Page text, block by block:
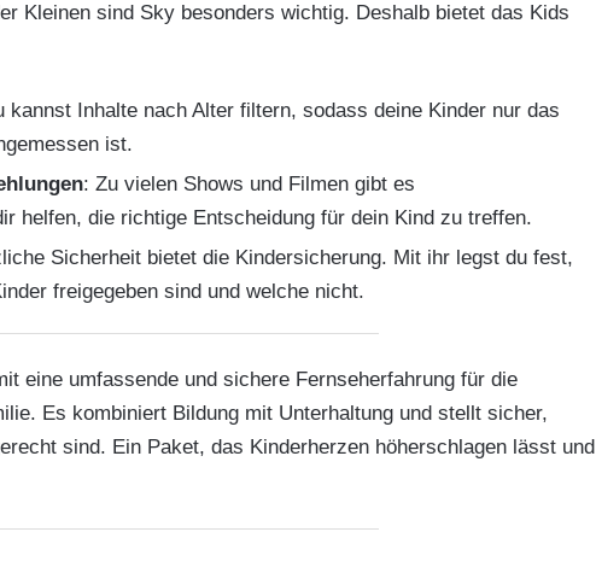
Kleinen sind Sky besonders wichtig. Deshalb bietet das Kids
kannst Inhalte nach Alter filtern, sodass deine Kinder nur das
ist.
: Zu vielen Shows und Filmen gibt es
helfen, die richtige Entscheidung für dein Kind zu treffen.
Sicherheit bietet die Kindersicherung. Mit ihr legst du fest,
freigegeben sind und welche nicht.
eine umfassende und sichere Fernseherfahrung für die
Es kombiniert Bildung mit Unterhaltung und stellt sicher,
sind. Ein Paket, das Kinderherzen höherschlagen lässt und